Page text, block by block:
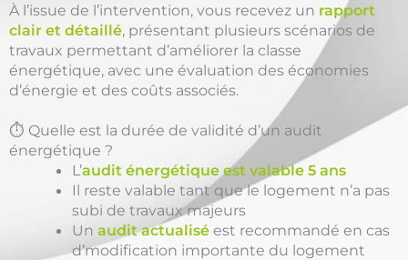
À l’issue de l’intervention, vous recevez un rapport
clair et détaillé, présentant plusieurs scénarios de
travaux permettant d’améliorer la classe
énergétique, avec une évaluation des économies
d’énergie et des coûts associés.
⏱️ Quelle est la durée de validité d’un audit
énergétique ?
L’audit énergétique est valable 5 ans
Il reste valable tant que le logement n’a pas
subi de travaux majeurs
Unaudit actualisé est recommandé en cas
d’modification importante du logement